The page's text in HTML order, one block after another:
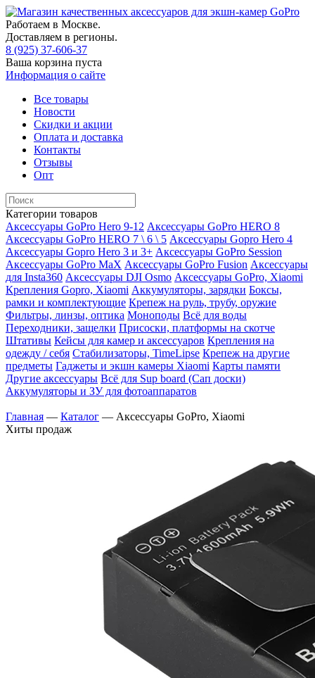
Работаем в Москве.
Доставляем в регионы.
8 (925) 37-606-37
Ваша корзина пуста
Информация о сайте
Все товары
Новости
Скидки и акции
Оплата и доставка
Контакты
Отзывы
Опт
Категории товаров
Аксессуары GoPro Hero 9-12 Аксессуары GoPro HERO 8
Аксессуары GoPro HERO 7 \ 6 \ 5 Аксессуары Gopro Hero 4
Аксессуары Gopro Hero 3 и 3+ Аксессуары GoPro Session
Аксессуары GoPro MaX Аксессуары GoPro Fusion Аксессуары
для Insta360 Аксессуары DJI Osmo Аксессуары GoPro, Xiaomi
Крепления Gopro, Xiaomi Аккумуляторы, зарядки Боксы,
рамки и комплектующие Крепеж на руль, трубу, оружие
Фильтры, линзы, оптика Моноподы Всё для воды
Переходники, защелки Присоски, платформы на скотче
Штативы Кейсы для камер и аксессуаров Крепления на
одежду / себя Cтабилизаторы, TimeLipse Крепеж на другие
предметы Гаджеты и экшн камеры Xiaomi Карты памяти
Другие аксессуары Всё для Sup board (Сап доски)
Аккумуляторы и ЗУ для фотоаппаратов
Главная — Каталог — Аксессуары GoPro, Xiaomi
Хиты продаж